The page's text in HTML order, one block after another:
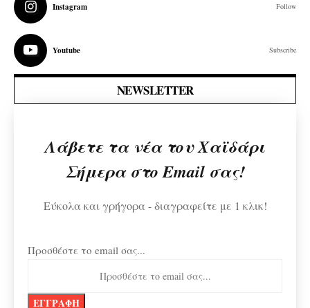
Instagram Follow
Youtube Subscribe
NEWSLETTER
Λάβετε τα νέα του Χαϊδάρι
Σήμερα στο Email σας!
Εύκολα και γρήγορα - διαγραφείτε με 1 κλικ!
Προσθέστε το email σας...